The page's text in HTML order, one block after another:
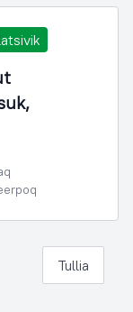
Tullia